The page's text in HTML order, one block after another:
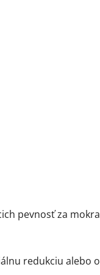
pevnosť za
redukciu alebo